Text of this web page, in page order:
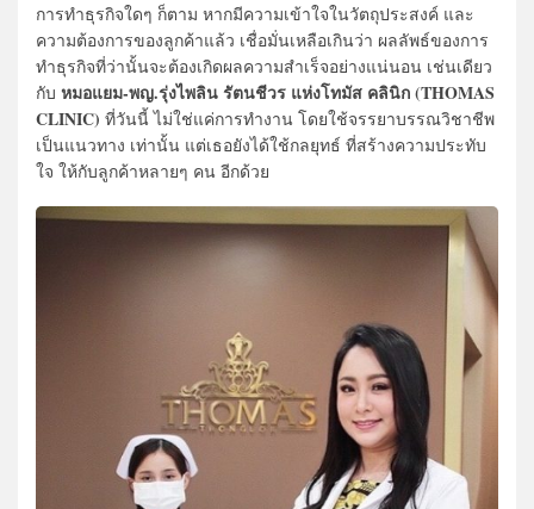
การทำธุรกิจใดๆ ก็ตาม หากมีความเข้าใจในวัตถุประสงค์ และ
ความต้องการของลูกค้าแล้ว เชื่อมั่นเหลือเกินว่า ผลลัพธ์ของการ
ทำธุรกิจที่ว่านั้นจะต้องเกิดผลความสำเร็จอย่างแน่นอน เช่นเดียว
กับ หมอแยม-พญ.รุ่งไพลิน รัตนชีวร แห่งโทมัส คลินิก (THOMAS
CLINIC) ที่วันนี้ ไม่ใช่แค่การทำงาน โดยใช้จรรยาบรรณวิชาชีพ
เป็นแนวทาง เท่านั้น แต่เธอยังได้ใช้กลยุทธ์ ที่สร้างความประทับ
ใจ ให้กับลูกค้าหลายๆ คน อีกด้วย